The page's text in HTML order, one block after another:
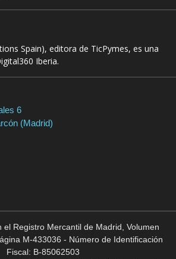
Spain), editora de TicPymes, es una
Iberia.
6
(Madrid)
el Registro Mercantil de Madrid, Volumen
M-433036 - Número de Identificación
Fiscal: B-85062503